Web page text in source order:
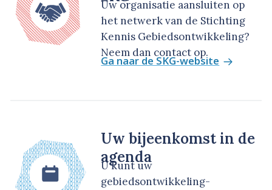
Uw organisatie aansluiten op
het netwerk van de Stichting
Kennis Gebiedsontwikkeling?
Neem dan contact op.
Ga naar de SKG-website
Uw bijeenkomst in de
agenda
U kunt uw
gebiedsontwikkeling-